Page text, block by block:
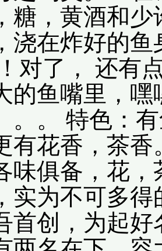
糖，黄酒和
浇在炸好的
对了， 还有
的鱼嘴里，
。。 特色：
有花香，茶
味俱备，花
实为不可多
首创，为起